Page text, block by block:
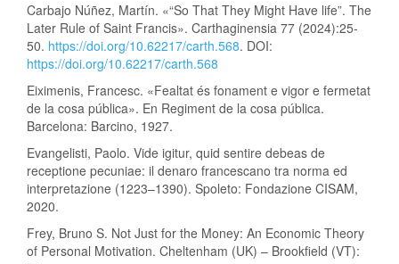
Carbajo Núñez, Martín. «“So That They Might Have life”. The
Later Rule of Saint Francis». Carthaginensia 77 (2024):25-
50. https://doi.org/10.62217/carth.568. DOI:
https://doi.org/10.62217/carth.568
Eiximenis, Francesc. «Fealtat és fonament e vigor e fermetat
de la cosa pública». En Regiment de la cosa pública.
Barcelona: Barcino, 1927.
Evangelisti, Paolo. Vide igitur, quid sentire debeas de
receptione pecuniae: il denaro francescano tra norma ed
interpretazione (1223–1390). Spoleto: Fondazione CISAM,
2020.
Frey, Bruno S. Not Just for the Money: An Economic Theory
of Personal Motivation. Cheltenham (UK) – Brookfield (VT):